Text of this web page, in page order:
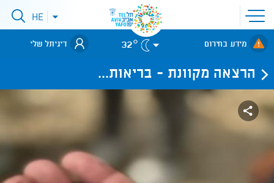
פתיחת
תפריט
אתר
לאתר עיריית
תל-אביב
פתיחתHE
מידע בחירום 32° דיגיתל שלי
הרצאה מקוונת - בריאות...